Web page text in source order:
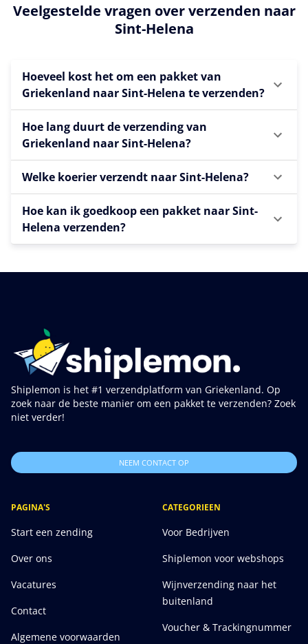
Veelgestelde vragen over verzenden naar
Sint-Helena
Hoeveel kost het om een pakket van
Griekenland naar Sint-Helena te verzenden?
Hoe lang duurt de verzending van
Griekenland naar Sint-Helena?
Welke koerier verzendt naar Sint-Helena?
Hoe kan ik goedkoop een pakket naar Sint-
Helena verzenden?
Shiplemon is het #1 verzendplatform van Griekenland. Op
zoek naar de beste manier om een pakket te verzenden? Zoek
niet verder!
NEEM CONTACT OP
PAGINA'S
Start een zending
Over ons
Vacatures
Contact
Algemene voorwaarden
CATEGORIEEN
Voor Bedrijven
Shiplemon voor webshops
Wijnverzending naar het
buitenland
Voucher & Trackingnummer